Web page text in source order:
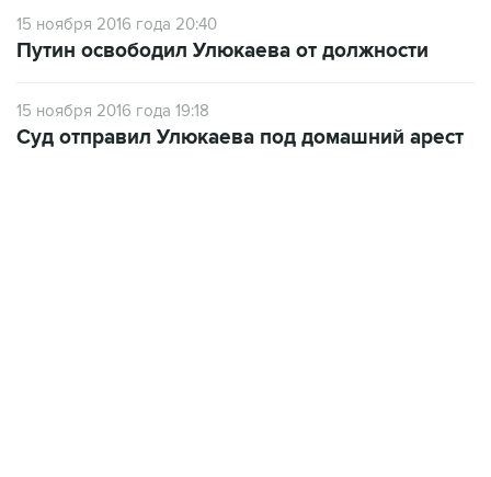
15 ноября 2016 года 20:40
Путин освободил Улюкаева от должности
15 ноября 2016 года 19:18
Суд отправил Улюкаева под домашний арест